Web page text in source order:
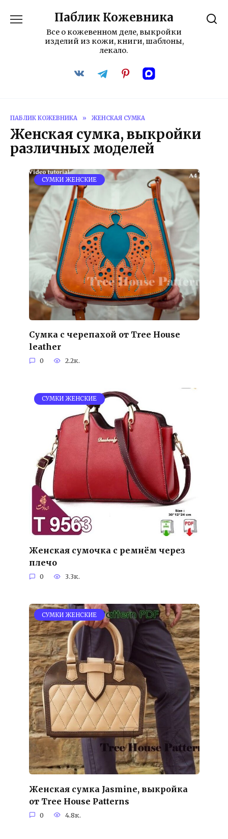
содержанию
Паблик Кожевника
Все о кожевенном деле, выкройки
изделий из кожи, книги, шаблоны,
лекало.
ПАБЛИК КОЖЕВНИКА » ЖЕНСКАЯ СУМКА
Женская сумка, выкройки
различных моделей
СУМКИ ЖЕНСКИЕ
Сумка с черепахой от Tree House
leather
0 2.2к.
СУМКИ ЖЕНСКИЕ
Женская сумочка с ремнём через
плечо
0 3.3к.
СУМКИ ЖЕНСКИЕ
Женская сумка Jasmine, выкройка
от Tree House Patterns
0 4.8к.